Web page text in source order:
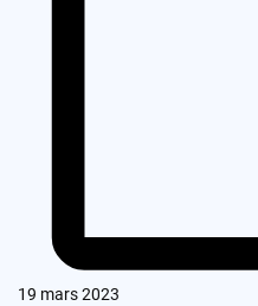
19 mars 2023